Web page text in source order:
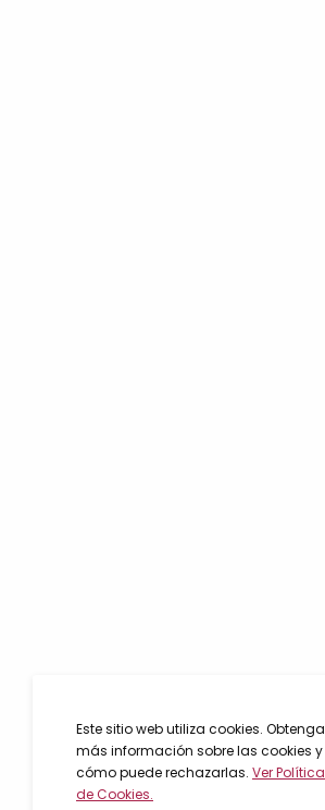
Este sitio web utiliza cookies. Obtenga
más información sobre las cookies y
cómo puede rechazarlas. Ver Política
de Cookies.